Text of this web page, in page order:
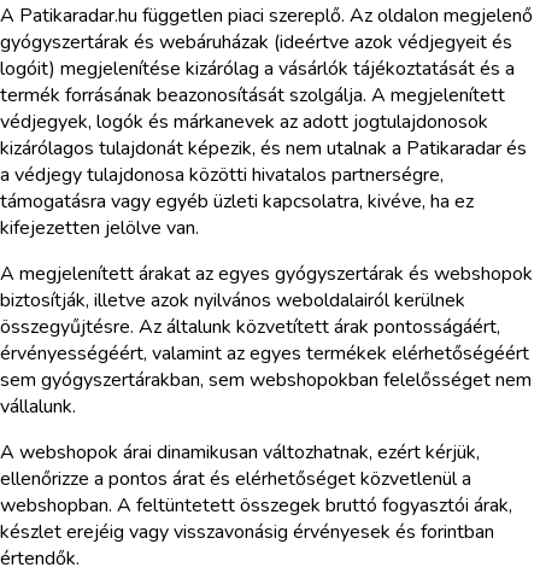
A Patikaradar.hu független piaci szereplő. Az oldalon megjelenő
gyógyszertárak és webáruházak (ideértve azok védjegyeit és
logóit) megjelenítése kizárólag a vásárlók tájékoztatását és a
termék forrásának beazonosítását szolgálja. A megjelenített
védjegyek, logók és márkanevek az adott jogtulajdonosok
kizárólagos tulajdonát képezik, és nem utalnak a Patikaradar és
a védjegy tulajdonosa közötti hivatalos partnerségre,
támogatásra vagy egyéb üzleti kapcsolatra, kivéve, ha ez
kifejezetten jelölve van.
A megjelenített árakat az egyes gyógyszertárak és webshopok
biztosítják, illetve azok nyilvános weboldalairól kerülnek
összegyűjtésre. Az általunk közvetített árak pontosságáért,
érvényességéért, valamint az egyes termékek elérhetőségéért
sem gyógyszertárakban, sem webshopokban felelősséget nem
vállalunk.
A webshopok árai dinamikusan változhatnak, ezért kérjük,
ellenőrizze a pontos árat és elérhetőséget közvetlenül a
webshopban. A feltüntetett összegek bruttó fogyasztói árak,
készlet erejéig vagy visszavonásig érvényesek és forintban
értendők.